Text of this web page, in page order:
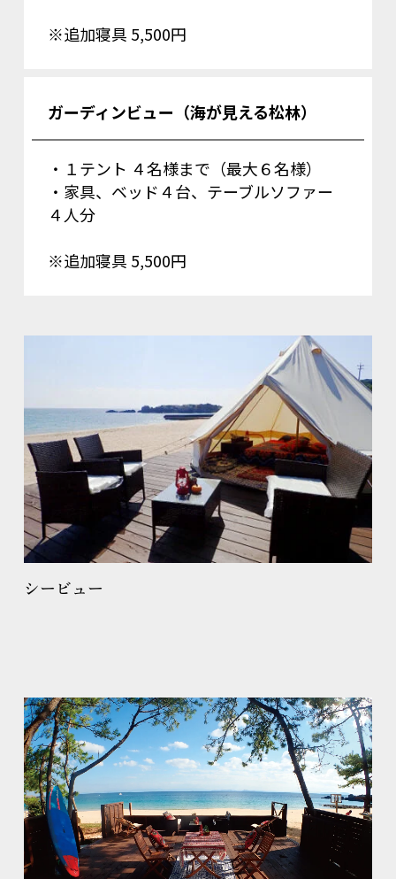
※追加寝具 5,500円
ガーディンビュー（海が見える松林）
・１テント ４名様まで（最大６名様）
・家具、ベッド４台、テーブルソファー
４人分
※追加寝具 5,500円
シービュー